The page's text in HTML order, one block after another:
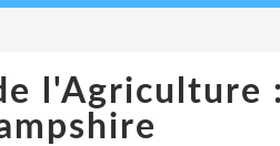
l'Agriculture